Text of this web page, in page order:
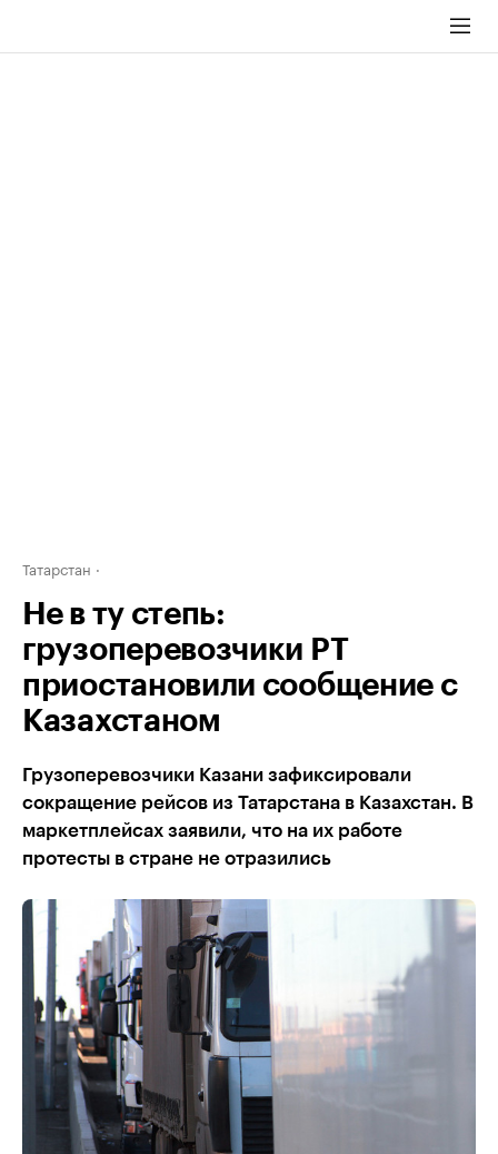
Татарстан
Не в ту степь:
грузоперевозчики РТ
приостановили сообщение с
Казахстаном
Грузоперевозчики Казани зафиксировали
сокращение рейсов из Татарстана в Казахстан. В
маркетплейсах заявили, что на их работе
протесты в стране не отразились